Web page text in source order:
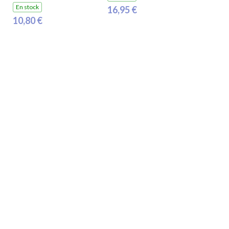
En stock
10,80 €
16,95 €